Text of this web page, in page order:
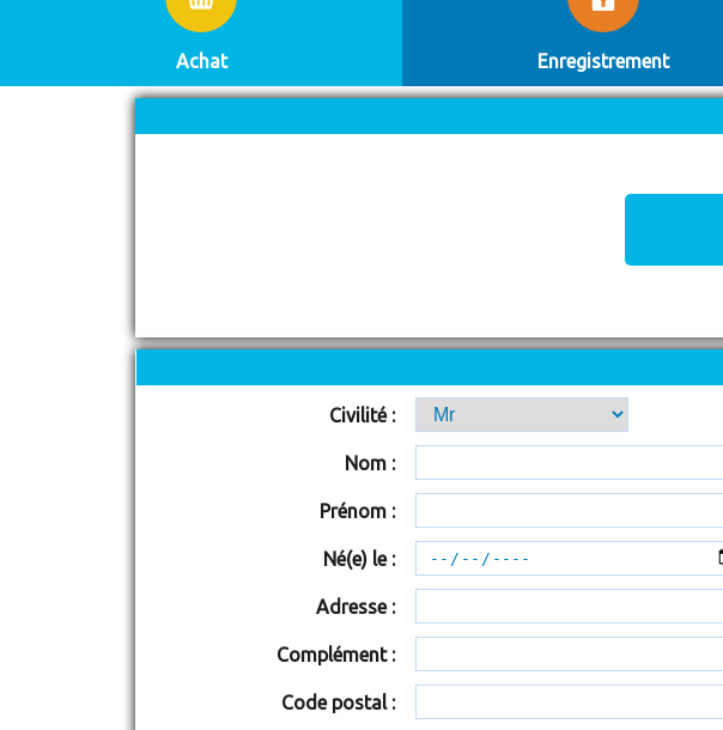
Achat Enregistrement
Civilité :
Nom :
Prénom :
Né(e) le :
Adresse :
Complément :
Code postal :